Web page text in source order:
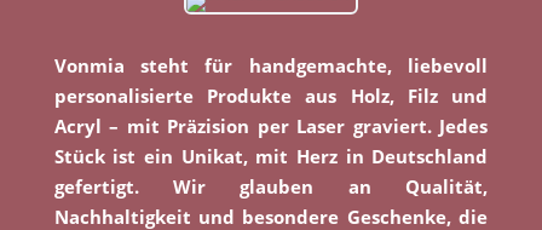
Vonmia steht für handgemachte, liebevoll
personalisierte Produkte aus Holz, Filz und
Acryl – mit Präzision per Laser graviert. Jedes
Stück ist ein Unikat, mit Herz in Deutschland
gefertigt. Wir glauben an Qualität,
Nachhaltigkeit und besondere Geschenke, die